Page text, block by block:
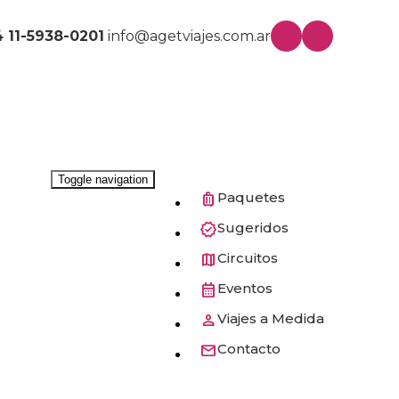
11-5938-0201 info@agetviajes.com.ar
Toggle navigation
Paquetes
Sugeridos
Circuitos
Eventos
Viajes a Medida
Contacto